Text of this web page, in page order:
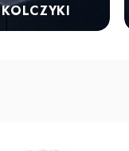
KOLCZYKI